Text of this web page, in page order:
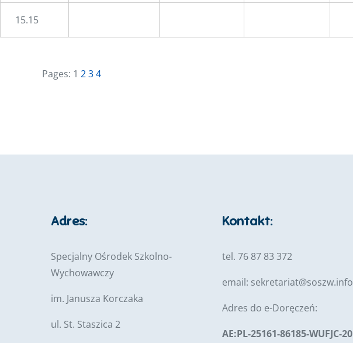
15.15
Pages: 1 234
Adres:
Specjalny Ośrodek Szkolno-
Wychowawczy
im. Janusza Korczaka
ul. St. Staszica 2
Kontakt:
tel. 76 87 83 372
email: sekretariat@soszw.info
Adres do e-Doręczeń:
AE:PL-25161-86185-WUFJC-20